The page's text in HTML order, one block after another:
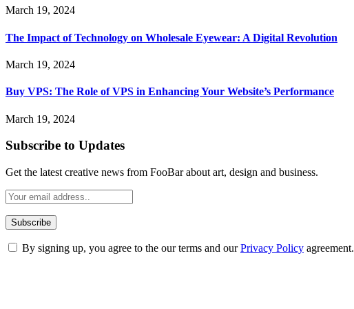
March 19, 2024
The Impact of Technology on Wholesale Eyewear: A Digital Revolution
March 19, 2024
Buy VPS: The Role of VPS in Enhancing Your Website’s Performance
March 19, 2024
Subscribe to Updates
Get the latest creative news from FooBar about art, design and business.
By signing up, you agree to the our terms and ourPrivacy Policy agreement.